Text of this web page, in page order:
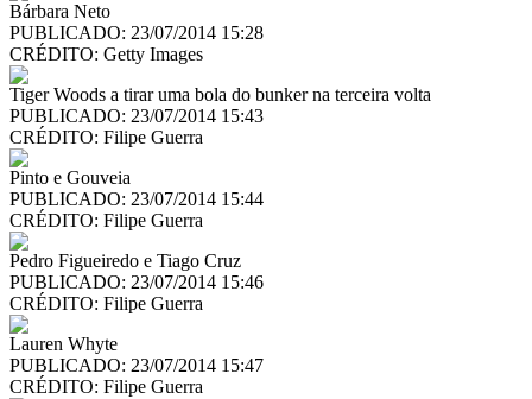
Bárbara Neto
PUBLICADO: 23/07/2014 15:28
CRÉDITO: Getty Images
Tiger Woods a tirar uma bola do bunker na terceira volta
PUBLICADO: 23/07/2014 15:43
CRÉDITO: Filipe Guerra
Pinto e Gouveia
PUBLICADO: 23/07/2014 15:44
CRÉDITO: Filipe Guerra
Pedro Figueiredo e Tiago Cruz
PUBLICADO: 23/07/2014 15:46
CRÉDITO: Filipe Guerra
Lauren Whyte
PUBLICADO: 23/07/2014 15:47
CRÉDITO: Filipe Guerra